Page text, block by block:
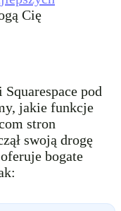
Cię
pod
jakie funkcje
stron
swoją drogę
bogate